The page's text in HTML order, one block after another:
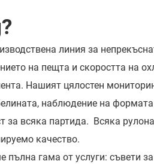
линия за
на пещта и скоростта на
Нашият цялостен
наблюдение на
за всяка партида. Всяка
качество.
гама от услуги: съвети